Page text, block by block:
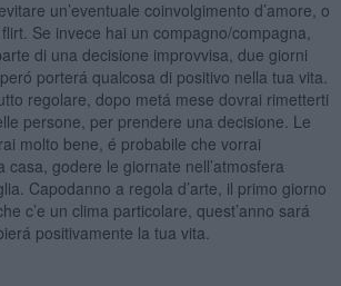
un’eventuale coinvolgimento d’amore, o
Se invece hai un compagno/compagna,
di una decisione improvvisa, due giorni
porterá qualcosa di positivo nella tua vita.
regolare, dopo metá mese dovrai rimetterti
persone, per prendere una decisione. Le
molto bene, é probabile che vorrai
casa, godere le giornate nell’atmosfera
Capodanno a regola d’arte, il primo giorno
c’e un clima particolare, quest’anno sará
positivamente la tua vita.